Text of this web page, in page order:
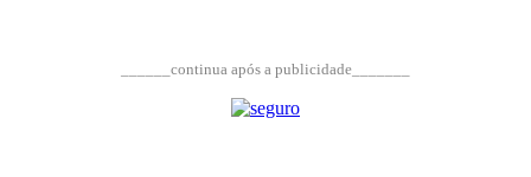
______continua após a publicidade_______